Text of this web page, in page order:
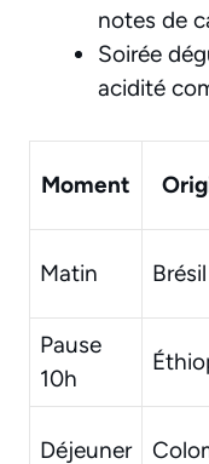
notes de
Soirée
acidité
Moment
Matin Brésil
Pause
10h
Déjeuner